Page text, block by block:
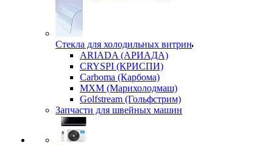
Стекла для холодильных витрин
ARIADA (АРИАДА)
CRYSPI (КРИСПИ)
Carboma (Карбома)
MXM (Марихолодмаш)
Golfstream (Гольфстрим)
Запчасти для швейных машин